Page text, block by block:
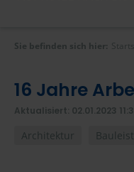
Sie befinden sich hier:
16 Jahre
Aktualisiert: 02.01.2023
Architektur